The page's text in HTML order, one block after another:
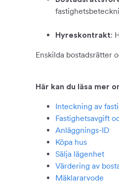
Hyreskontrakt:
Enskilda bostadsrätter
Här kan du läsa mer
Inteckning av
Fastighetsavgift
Anläggnings-ID
Köpa hus
Sälja lägenhet
Värdering av
Mäklararvode